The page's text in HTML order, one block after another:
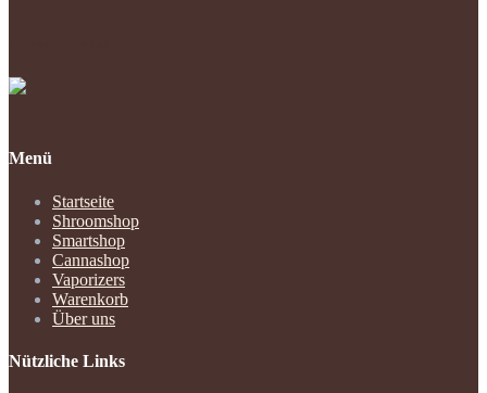
Menü
Startseite
Shroomshop
Smartshop
Cannashop
Vaporizers
Warenkorb
Über uns
Nützliche Links